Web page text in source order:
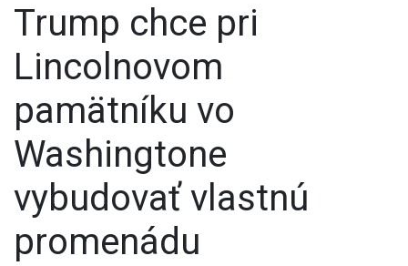
Trump chce pri
Lincolnovom
pamätníku vo
Washingtone
vybudovať vlastnú
promenádu